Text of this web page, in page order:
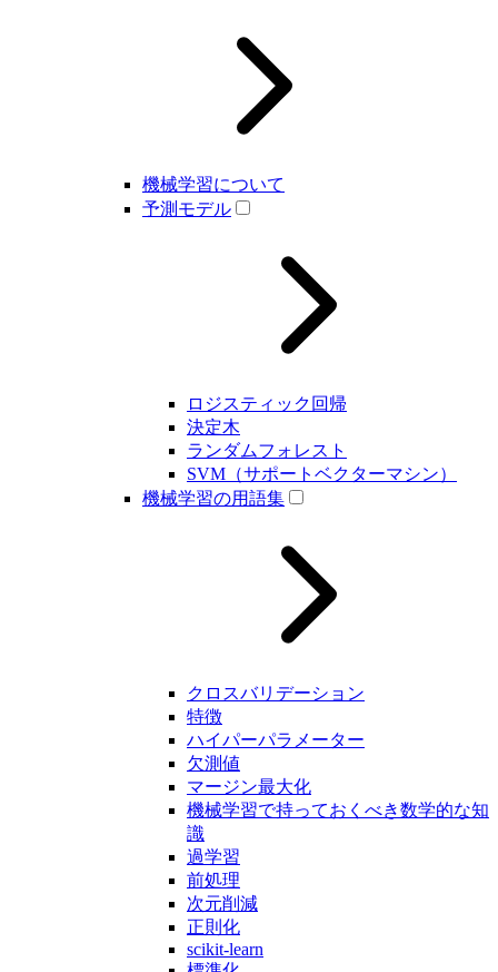
機械学習について
予測モデル
ロジスティック回帰
決定木
ランダムフォレスト
SVM（サポートベクターマシン）
機械学習の用語集
クロスバリデーション
特徴
ハイパーパラメーター
欠測値
マージン最大化
機械学習で持っておくべき数学的な知
識
過学習
前処理
次元削減
正則化
scikit-learn